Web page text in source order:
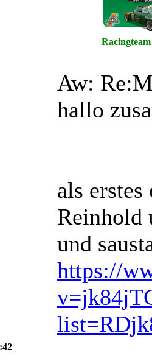
Aw:
hallo
als
Reinhold
und
https://